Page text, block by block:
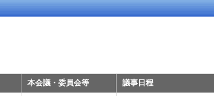
本会議・委員会等 議事日程